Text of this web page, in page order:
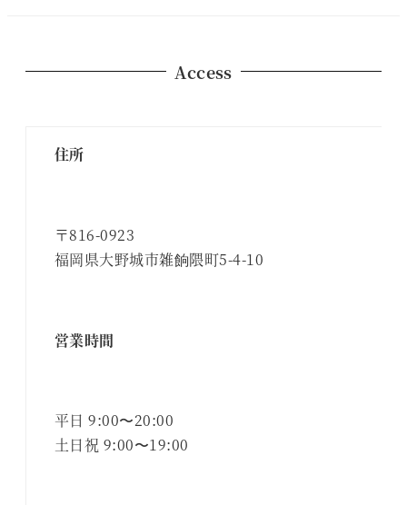
Access
住所
〒816-0923
福岡県大野城市雑餉隈町5-4-10
営業時間
平日 9:00〜20:00
土日祝 9:00〜19:00